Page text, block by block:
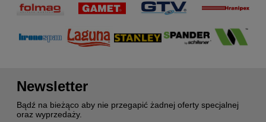
Newsletter
Bądź na bieżąco aby nie przegapić żadnej oferty specjalnej
oraz wyprzedaży.